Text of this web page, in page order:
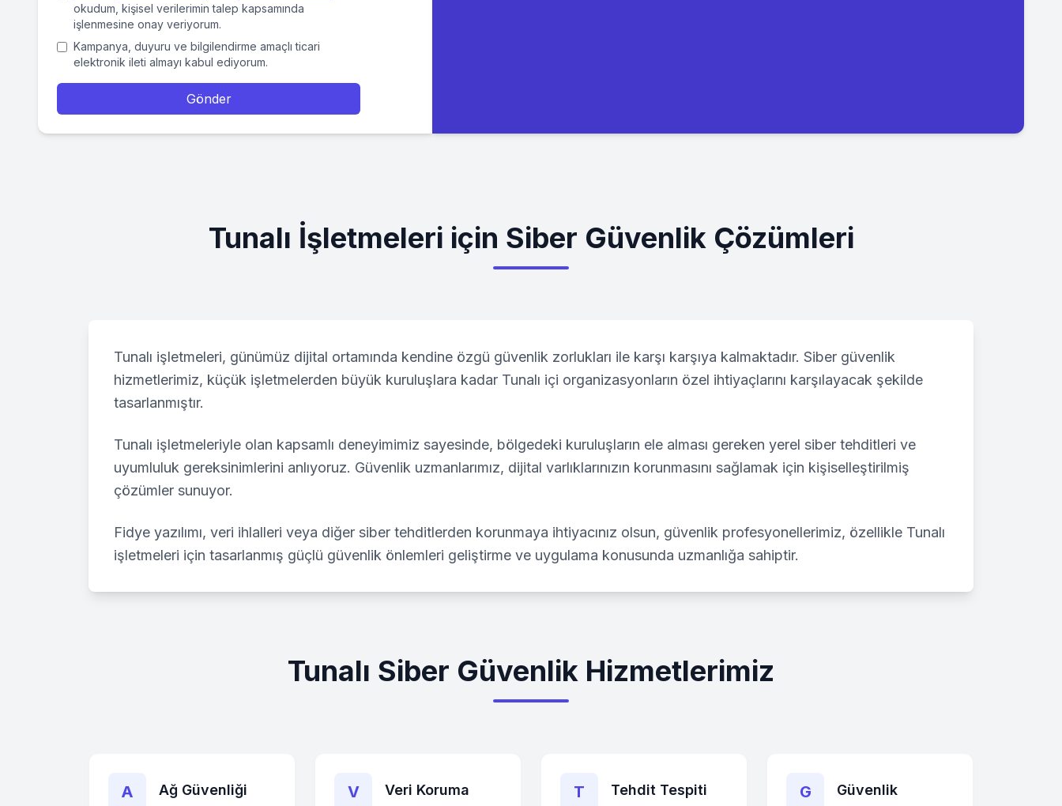
okudum, kişisel verilerimin talep kapsamında
işlenmesine onay veriyorum.
Kampanya, duyuru ve bilgilendirme amaçlı ticari
elektronik ileti almayı kabul ediyorum.
Gönder
Tunalı İşletmeleri için Siber Güvenlik Çözümleri
Tunalı işletmeleri, günümüz dijital ortamında kendine özgü güvenlik zorlukları ile karşı karşıya kalmaktadır. Siber güvenlik
hizmetlerimiz, küçük işletmelerden büyük kuruluşlara kadar Tunalı içi organizasyonların özel ihtiyaçlarını karşılayacak şekilde
tasarlanmıştır.
Tunalı işletmeleriyle olan kapsamlı deneyimimiz sayesinde, bölgedeki kuruluşların ele alması gereken yerel siber tehditleri ve
uyumluluk gereksinimlerini anlıyoruz. Güvenlik uzmanlarımız, dijital varlıklarınızın korunmasını sağlamak için kişiselleştirilmiş
çözümler sunuyor.
Fidye yazılımı, veri ihlalleri veya diğer siber tehditlerden korunmaya ihtiyacınız olsun, güvenlik profesyonellerimiz, özellikle Tunalı
işletmeleri için tasarlanmış güçlü güvenlik önlemleri geliştirme ve uygulama konusunda uzmanlığa sahiptir.
Tunalı Siber Güvenlik Hizmetlerimiz
A Ağ Güvenliği V Veri Koruma T Tehdit Tespiti G
Güvenlik